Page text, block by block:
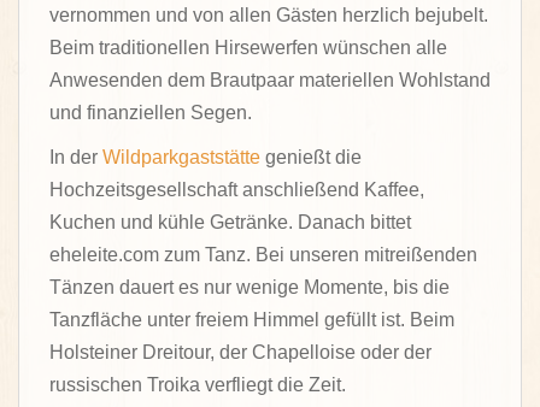
vernommen und von allen Gästen herzlich bejubelt.
Beim traditionellen Hirsewerfen wünschen alle
Anwesenden dem Brautpaar materiellen Wohlstand
und finanziellen Segen.
In der Wildparkgaststätte genießt die
Hochzeitsgesellschaft anschließend Kaffee,
Kuchen und kühle Getränke. Danach bittet
eheleite.com zum Tanz. Bei unseren mitreißenden
Tänzen dauert es nur wenige Momente, bis die
Tanzfläche unter freiem Himmel gefüllt ist. Beim
Holsteiner Dreitour, der Chapelloise oder der
russischen Troika verfliegt die Zeit.